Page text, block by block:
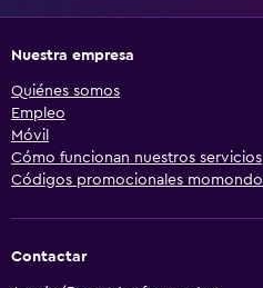
Nuestra empresa
Quiénes somos
Empleo
Móvil
Cómo funcionan nuestros servicios
Códigos promocionales momondo
Contactar